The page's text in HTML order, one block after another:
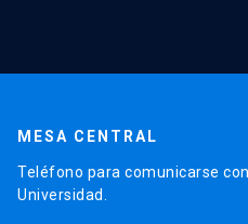
MESA CENTRAL
Teléfono para comunicarse
Universidad.